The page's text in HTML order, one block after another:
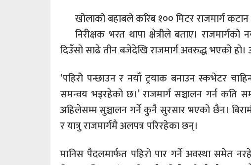
खोलाको बहाबले करिब १०० मिटर राजमार्ग कटान
निरीक्षक भरत थापा क्षेत्रीले बताए।
दिउँसो साढे तीन बजेदेखि राजमार्ग अवरुद्ध भएको
‘पहिरोे पन्छाउन र नयाँ ट्रयाक बनाउन स्कभेटर
समन्वय भइरहेको छ।’ राजमार्ग सञ्चालन गर्न
अहिलेसम्म सुञ्चालन गर्ने कुनै सुरसार भएको छैन।
र यात्रु राजमार्गमै अलपत्र परिरहेका छन्।
मानिस पैदलमार्फत पहिरो पार गर्ने अवस्था समेत